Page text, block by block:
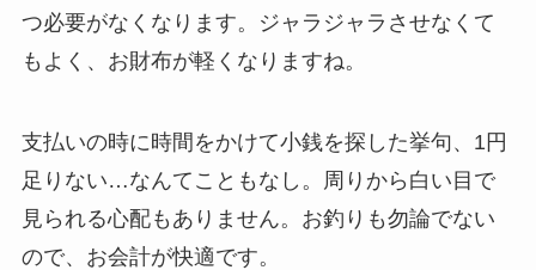
つ必要がなくなります。ジャラジャラさせなくて
もよく、お財布が軽くなりますね。
支払いの時に時間をかけて小銭を探した挙句、1円
足りない…なんてこともなし。周りから白い目で
見られる心配もありません。お釣りも勿論でない
ので、お会計が快適です。